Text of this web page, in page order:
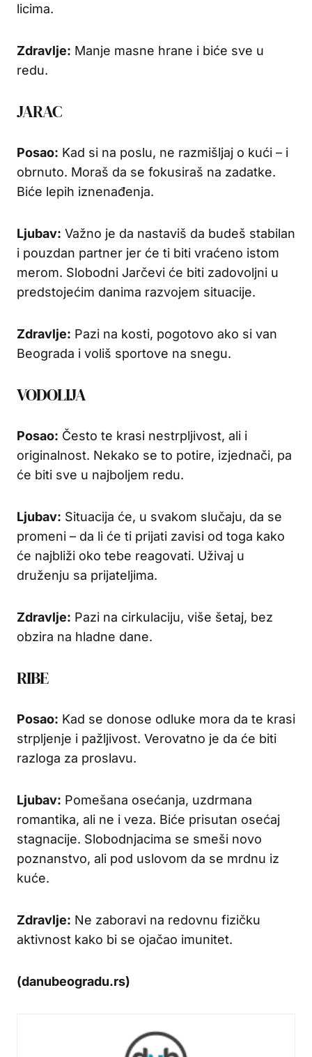
licima.
Zdravlje: Manje masne hrane i biće sve u
redu.
JARAC
Posao: Kad si na poslu, ne razmišljaj o kući – i
obrnuto. Moraš da se fokusiraš na zadatke.
Biće lepih iznenađenja.
Ljubav: Važno je da nastaviš da budeš stabilan
i pouzdan partner jer će ti biti vraćeno istom
merom. Slobodni Jarčevi će biti zadovoljni u
predstojećim danima razvojem situacije.
Zdravlje: Pazi na kosti, pogotovo ako si van
Beograda i voliš sportove na snegu.
VODOLIJA
Posao: Često te krasi nestrpljivost, ali i
originalnost. Nekako se to potire, izjednači, pa
će biti sve u najboljem redu.
Ljubav: Situacija će, u svakom slučaju, da se
promeni – da li će ti prijati zavisi od toga kako
će najbliži oko tebe reagovati. Uživaj u
druženju sa prijateljima.
Zdravlje: Pazi na cirkulaciju, više šetaj, bez
obzira na hladne dane.
RIBE
Posao: Kad se donose odluke mora da te krasi
strpljenje i pažljivost. Verovatno je da će biti
razloga za proslavu.
Ljubav: Pomešana osećanja, uzdrmana
romantika, ali ne i veza. Biće prisutan osećaj
stagnacije. Slobodnjacima se smeši novo
poznanstvo, ali pod uslovom da se mrdnu iz
kuće.
Zdravlje: Ne zaboravi na redovnu fizičku
aktivnost kako bi se ojačao imunitet.
(danubeogradu.rs)